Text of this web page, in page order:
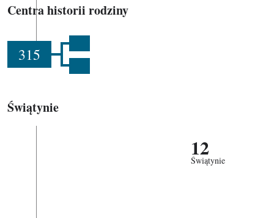
Centra historii rodziny
315
Świątynie
12
Świątynie